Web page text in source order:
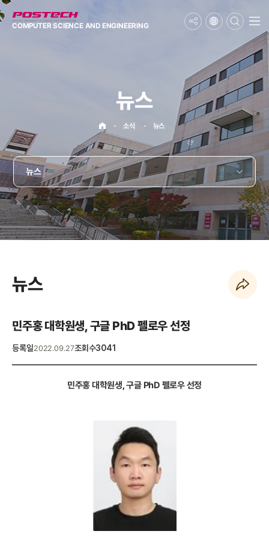
COMPUTER SCIENCE AND ENGINEERING
뉴스
소식 뉴스
뉴스
뉴스
민주홍 대학원생, 구글 PhD 펠로우 선정
등록일2022.09.27조회수3041
민주홍 대학원생,구글 PhD 펠로우 선정